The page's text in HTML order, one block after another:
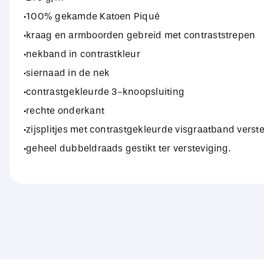
·100% gekamde Katoen Piqué
·kraag en armboorden gebreid met contraststrepen
·nekband in contrastkleur
·siernaad in de nek
·contrastgekleurde 3-knoopsluiting
·rechte onderkant
·zijsplitjes met contrastgekleurde visgraatband
·geheel dubbeldraads gestikt ter versteviging.